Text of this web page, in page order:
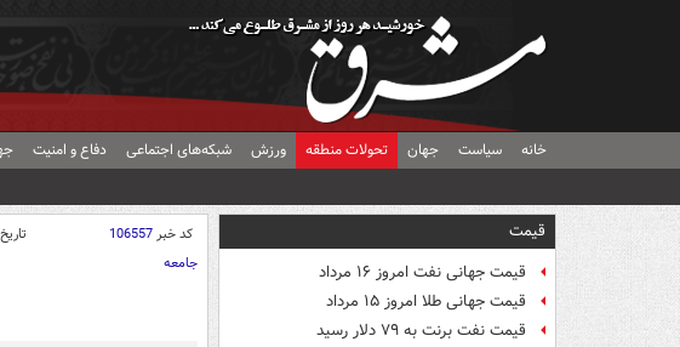
خانه سیاست جهان تحولات منطقه ورزش شبکه‌های اجتماعی دفاع و امنیت
قیمت
قیمت جهانی نفت امروز ۱۶ مرداد
قیمت جهانی طلا امروز ۱۵ مرداد
قیمت نفت برنت به ۷۹ دلار رسید
کد خبر106557
جامعه